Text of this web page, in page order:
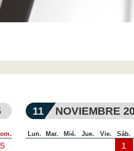
5
11 NOVIEMBRE
Lun. Mar. Mié. Jue. Vie. Sáb.
1